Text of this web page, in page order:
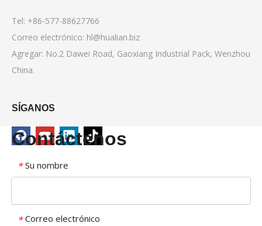
Tel: +86-577-88627766
Correo electrónico: hl@hualian.biz
Agregar: No.2 Dawei Road, Gaoxiang Industrial Pack, Wenzhou
China.
SÍGANOS
Contáctenos
* Su nombre
* Correo electrónico